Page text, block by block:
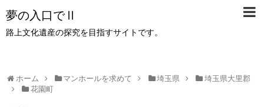
夢の入口でⅡ
路上文化遺産の探究を目指すサイトです。
ホーム マンホールを求めて 埼玉県
埼玉県大里郡
花園町